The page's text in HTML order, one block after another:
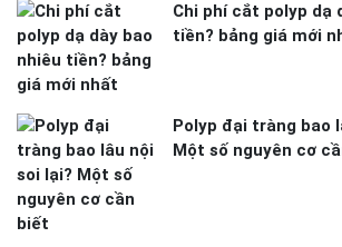
Chi phí cắt polyp dạ
tiền? bảng giá mới
Polyp đại tràng bao
Một số nguyên cơ